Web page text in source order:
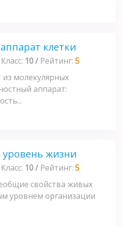
клетки
Класс: 10/ Рейтинг: 5
из молекулярных
аппарат:
жизни
Класс: 10/ Рейтинг: 5
свойства живых
уровнем организации